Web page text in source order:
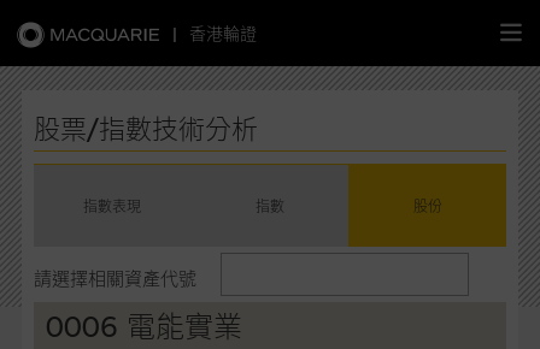
| 香港輪證
股票/指數技術分析
指數表現 指數 股份
請選擇相關資產代號
0006 電能實業